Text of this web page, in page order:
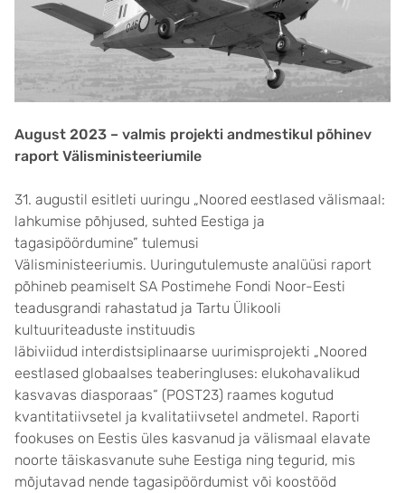
August 2023 – valmis projekti andmestikul põhinev
raport Välisministeeriumile
31. augustil esitleti uuringu „Noored eestlased välismaal:
lahkumise põhjused, suhted Eestiga ja
tagasipöördumine” tulemusi
Välisministeeriumis. Uuringutulemuste analüüsi raport
põhineb peamiselt SA Postimehe Fondi Noor-Eesti
teadusgrandi rahastatud ja Tartu Ülikooli
kultuuriteaduste instituudis
läbiviidud interdistsiplinaarse uurimisprojekti „Noored
eestlased globaalses teaberingluses: elukohavalikud
kasvavas diasporaas“ (POST23) raames kogutud
kvantitatiivsetel ja kvalitatiivsetel andmetel. Raporti
fookuses on Eestis üles kasvanud ja välismaal elavate
noorte täiskasvanute suhe Eestiga ning tegurid, mis
mõjutavad nende tagasipöördumist või koostööd